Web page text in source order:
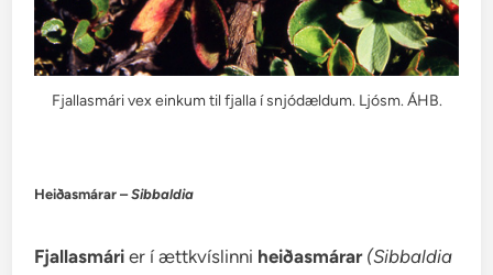
Fjallasmári vex einkum til fjalla í snjódældum. Ljósm. ÁHB.
Heiðasmárar –Sibbaldia
Fjallasmári er í ættkvíslinni heiðasmárar (Sibbaldia